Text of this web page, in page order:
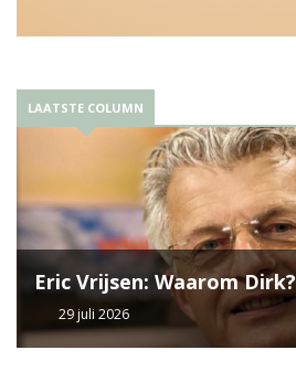
LAATSTE COLUMN
Eric Vrijsen: Waarom Dirk?
29 juli 2026